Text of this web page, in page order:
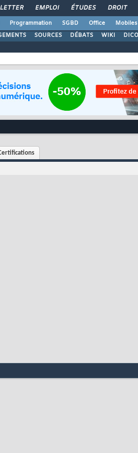
EMPLOI ÉTUDES DROIT
Programmation SGBD Office Mobiles
SOURCES DÉBATS WIKI DICO